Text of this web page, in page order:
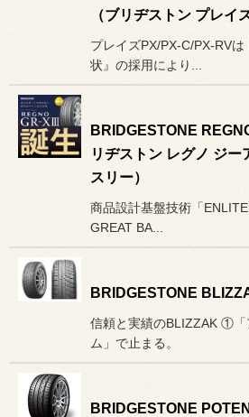
（ブリヂストン プレイズ
プレイズPX/PX-C/PX-RV
状』の採用により...
BRIDGESTONE
リヂストン レグノ ジー
スリー）
商品設計基盤技術「
GREAT BA...
BRIDGESTONE
信頼と実績のBLIZZAK ①「
ム」で止まる。
BRIDGESTONE